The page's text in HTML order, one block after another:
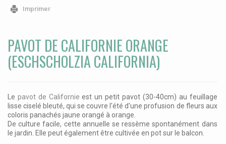
Imprimer
PAVOT DE CALIFORNIE ORANGE
(ESCHSCHOLZIA CALIFORNIA)
Le pavot de Californie est un petit pavot (30-40cm) au feuillage
lisse ciselé bleuté, qui se couvre l'été d'une profusion de fleurs aux
coloris panachés jaune orangé à orange.
De culture facile, cette annuelle se ressème spontanément dans
le jardin. Elle peut également être cultivée en pot sur le balcon.